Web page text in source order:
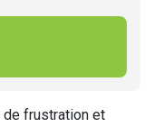
de frustration et